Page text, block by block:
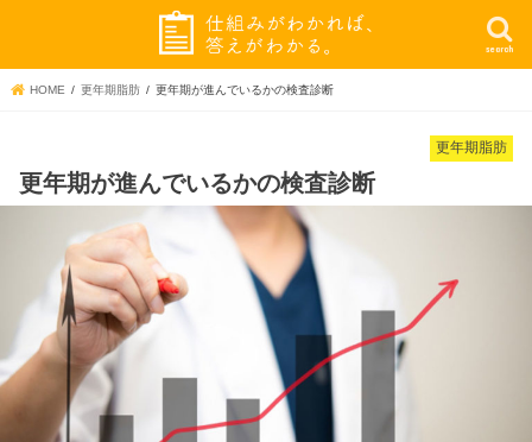
search
HOME 更年期脂肪 更年期が進んでいるかの検査診断
更年期脂肪
更年期が進んでいるかの検査診断